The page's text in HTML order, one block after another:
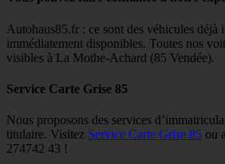
Autohaus85.fr : ce sont des véhicules déjà
immédiatement disponibles. Toutes nos
visibles à La Mothe-Achard (85 Vendée).
Service Carte Grise 85
Nous proposons des services
titulaire. Visitez Service Carte Grise 85 ou
274742 43 !